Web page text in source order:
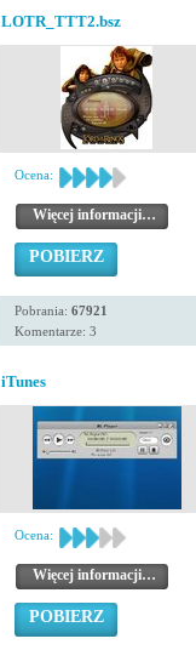
LOTR_TTT2.bsz
Ocena:
Więcej informacji…
POBIERZ
Pobrania: 67921
Komentarze: 3
iTunes
Ocena:
Więcej informacji…
POBIERZ